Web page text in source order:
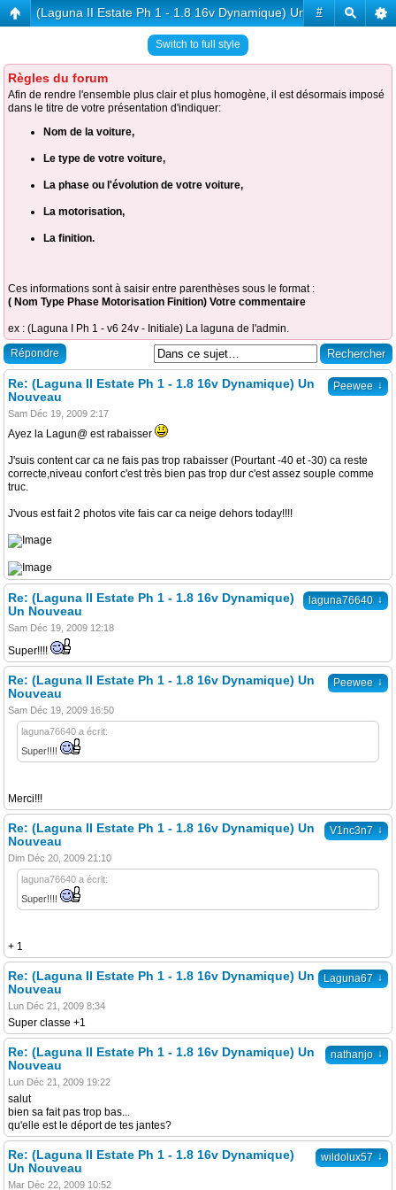
#
(Laguna II Estate Ph 1 - 1.8 16v Dynamique) Un Nouveau
Switch to full style
Règles du forum
Afin de rendre l'ensemble plus clair et plus homogène, il est désormais imposé
dans le titre de votre présentation d'indiquer:
Nom de la voiture,
Le type de votre voiture,
La phase ou l'évolution de votre voiture,
La motorisation,
La finition.
Ces informations sont à saisir entre parenthèses sous le format :
( Nom Type Phase Motorisation Finition) Votre commentaire
ex : (Laguna I Ph 1 - v6 24v - Initiale) La laguna de l'admin.
Répondre
Peewee ↓
Re: (Laguna II Estate Ph 1 - 1.8 16v Dynamique) Un
Nouveau
Sam Déc 19, 2009 2:17
Ayez la Lagun@ est rabaisser
J'suis content car ca ne fais pas trop rabaisser (Pourtant -40 et -30) ca reste
correcte,niveau confort c'est très bien pas trop dur c'est assez souple comme
truc.
J'vous est fait 2 photos vite fais car ca neige dehors today!!!!
laguna76640 ↓
Re: (Laguna II Estate Ph 1 - 1.8 16v Dynamique)
Un Nouveau
Sam Déc 19, 2009 12:18
Super!!!!
Peewee ↓
Re: (Laguna II Estate Ph 1 - 1.8 16v Dynamique) Un
Nouveau
Sam Déc 19, 2009 16:50
laguna76640 a écrit:
Super!!!!
Merci!!!
V1nc3n7 ↓
Re: (Laguna II Estate Ph 1 - 1.8 16v Dynamique) Un
Nouveau
Dim Déc 20, 2009 21:10
laguna76640 a écrit:
Super!!!!
+ 1
Laguna67 ↓
Re: (Laguna II Estate Ph 1 - 1.8 16v Dynamique) Un
Nouveau
Lun Déc 21, 2009 8:34
Super classe +1
nathanjo ↓
Re: (Laguna II Estate Ph 1 - 1.8 16v Dynamique) Un
Nouveau
Lun Déc 21, 2009 19:22
salut
bien sa fait pas trop bas...
qu'elle est le déport de tes jantes?
wildolux57 ↓
Re: (Laguna II Estate Ph 1 - 1.8 16v Dynamique)
Un Nouveau
Mar Déc 22, 2009 10:52